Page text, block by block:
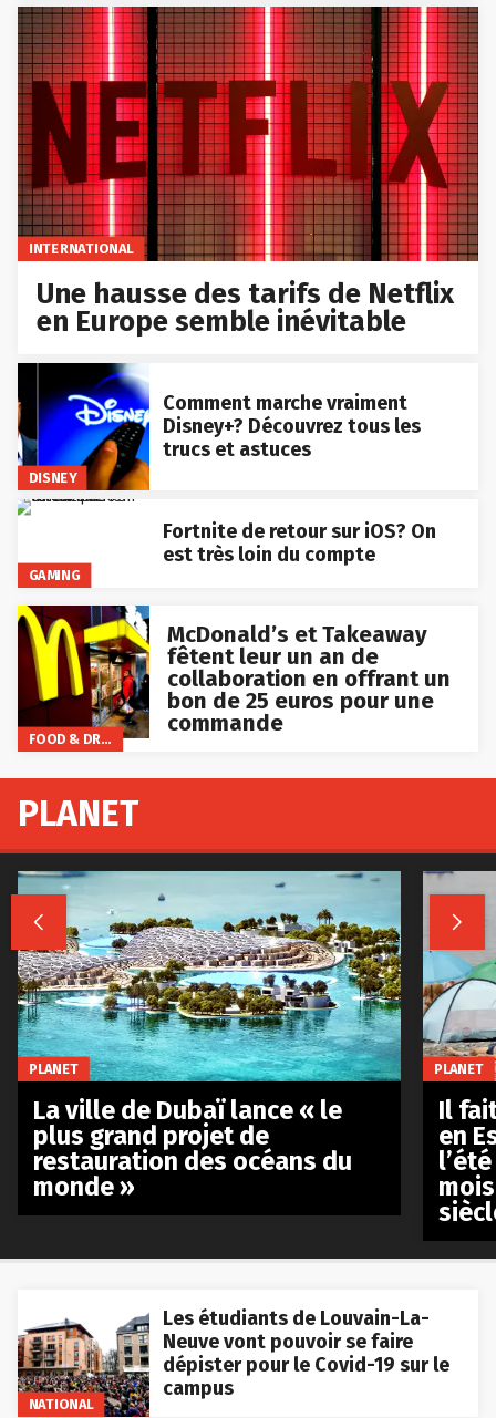
INTERNATIONAL
Une hausse des tarifs de Netflix
en Europe semble inévitable
DISNEY
Comment marche vraiment
Disney+? Découvrez tous les
trucs et astuces
GAMING
Fortnite de retour sur iOS? On
est très loin du compte
FOOD & DRINKS
McDonald’s et Takeaway
fêtent leur un an de
collaboration en offrant un
bon de 25 euros pour une
commande
NATIONAL
Les étudiants de Louvain-La-
Neuve vont pouvoir se faire
dépister pour le Covid-19 sur le
campus
PLANET
 
PLANET
La ville de Dubaï lance « le
plus grand projet de
restauration des océans du
monde »
PLANET
Il
en